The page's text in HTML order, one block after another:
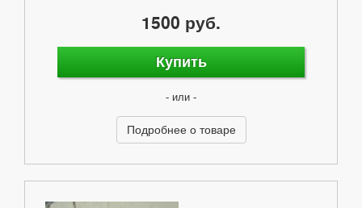
1500 руб.
Купить
- или -
Подробнее о товаре